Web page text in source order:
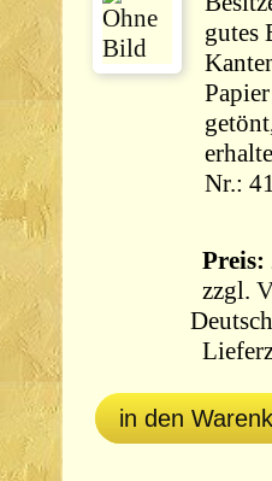
gutes
Nr.:
Preis:
zzgl.
in den